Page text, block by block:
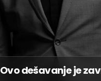
Ovo dešavanje je